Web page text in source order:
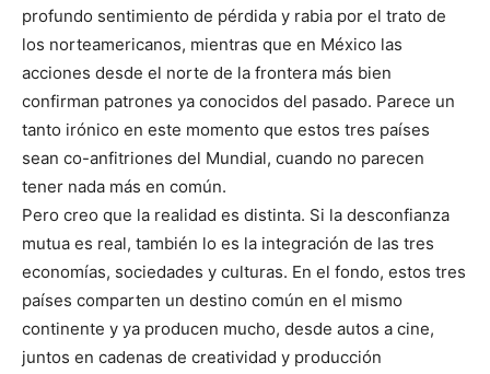
profundo sentimiento de pérdida y rabia por el trato de
los norteamericanos, mientras que en México las
acciones desde el norte de la frontera más bien
confirman patrones ya conocidos del pasado. Parece un
tanto irónico en este momento que estos tres países
sean co-anfitriones del Mundial, cuando no parecen
tener nada más en común.
Pero creo que la realidad es distinta. Si la desconfianza
mutua es real, también lo es la integración de las tres
economías, sociedades y culturas. En el fondo, estos tres
países comparten un destino común en el mismo
continente y ya producen mucho, desde autos a cine,
juntos en cadenas de creatividad y producción